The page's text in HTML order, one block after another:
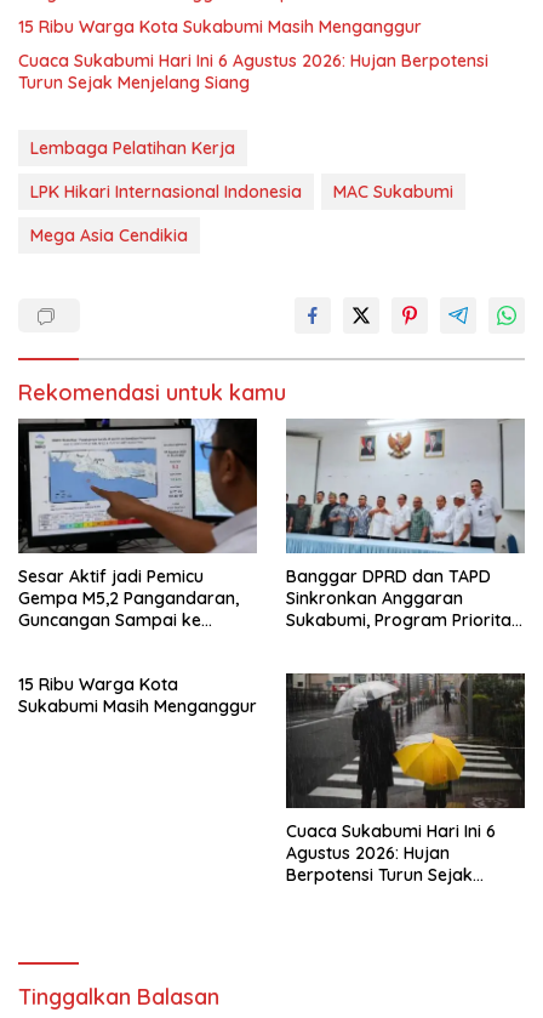
15 Ribu Warga Kota Sukabumi Masih Menganggur
Cuaca Sukabumi Hari Ini 6 Agustus 2026: Hujan Berpotensi
Turun Sejak Menjelang Siang
Lembaga Pelatihan Kerja
LPK Hikari Internasional Indonesia
MAC Sukabumi
Mega Asia Cendikia
Rekomendasi untuk kamu
Sesar Aktif jadi Pemicu
Gempa M5,2 Pangandaran,
Guncangan Sampai ke
Banggar DPRD dan TAPD
Sinkronkan Anggaran
Sukabumi, Program Prioritas
15 Ribu Warga Kota
Sukabumi Masih Menganggur
Cuaca Sukabumi Hari Ini 6
Agustus 2026: Hujan
Berpotensi Turun Sejak
Tinggalkan Balasan